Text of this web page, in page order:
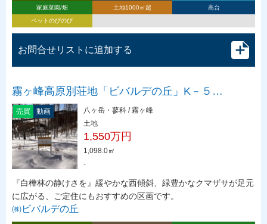
家庭菜園/畑
土地1000㎡超
高台
ペットのびのび
お問合せリストに追加する
霧ヶ峰高原別荘地「ビバルデの丘」K－５…
売買 動画
八ヶ岳・蓼科 / 霧ヶ峰
土地
1,550万円
1,098.0㎡
-
『白樺林の静けさを』緩やかな西傾斜、緑豊かなクマザサが足元
に広がる、ご定住にもおすすめの区画です。
㈱ビバルデの丘